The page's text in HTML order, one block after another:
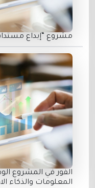
مشروع “إبداع
الفور في المشروع
المعلومات والذكاء